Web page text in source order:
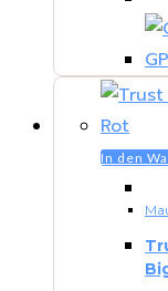
In den